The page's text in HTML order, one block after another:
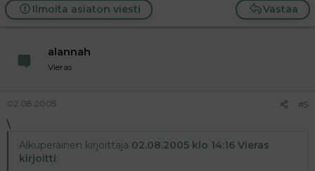
Vastaa
Ilmoita asiaton viesti
alannah
Vieras
02.08.2005 #5
\
Alkuperäinen kirjoittaja 02.08.2005 klo 14:16 Vieras
kirjoitti: